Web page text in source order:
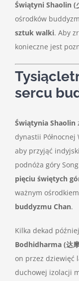
Świątyni Shaolin (
ośrodków
sztuk walki. Aby
konieczne jest
sercu
Świątynia Shaolin
dynastii Północnej
aby przyjąć
podnóża góry
pięciu świętych
ważnym
buddyzmu Chan.
Kilka dekad
Bodhidharma (达
on przez dziewięć
duchowej izolacji